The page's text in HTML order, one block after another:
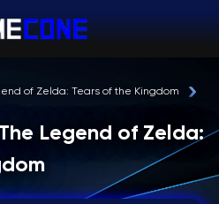
of Zelda: Tears of the Kingdom
Legend of Zelda: